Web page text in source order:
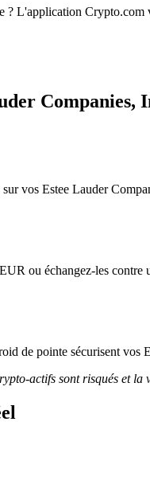
L'application
Companies,
vos Estee Lauder
ou échangez-les contre
de pointe sécurisent vos
actifs sont risqués et